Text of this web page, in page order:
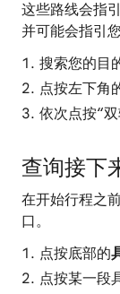
这些路线会指
并可能会指引
搜索您的目
点按左下角
依次点按“
查询接下
在开始行程之
口。
点按底部的
点按某一段